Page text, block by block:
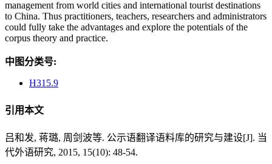
management from world cities and international tourist destinations
to China. Thus practitioners, teachers, researchers and administrators
could fully take the advantages and explore the potentials of the
corpus theory and practice.
中图分类号:
H315.9
引用本文
吕和发, 蒋璐, 周剑波等. 公示语翻译语料库的研究与建设[J]. 当
代外语研究, 2015, 15(10): 48-54.